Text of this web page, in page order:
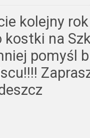
kolejny
kostki na
pomyśl